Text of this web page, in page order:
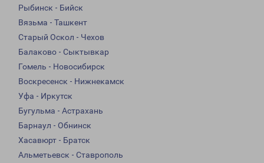
Рыбинск - Бийск
Вязьма - Ташкент
Старый Оскол - Чехов
Балаково - Сыктывкар
Гомель - Новосибирск
Воскресенск - Нижнекамск
Уфа - Иркутск
Бугульма - Астрахань
Барнаул - Обнинск
Хасавюрт - Братск
Альметьевск - Ставрополь